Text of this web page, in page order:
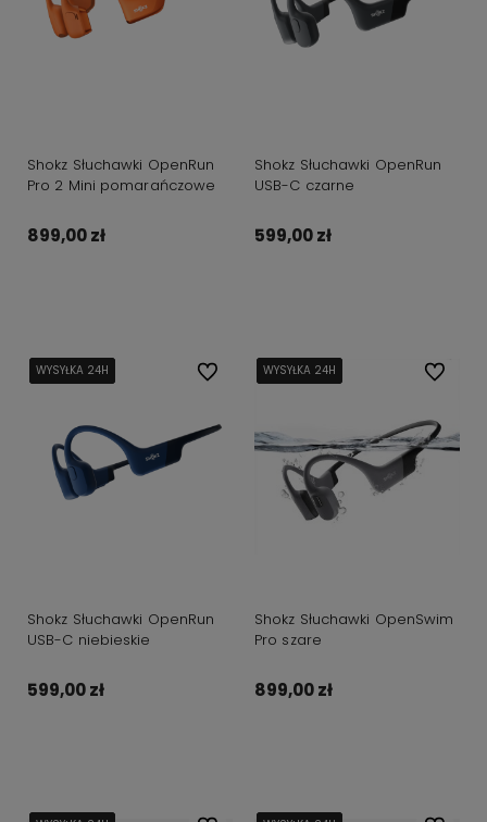
Shokz Słuchawki OpenRun
Pro 2 Mini pomarańczowe
899,00 zł
Shokz Słuchawki OpenRun
USB-C czarne
599,00 zł
WYSYŁKA 24H
WYSYŁKA 24H
WYSYŁKA 24H
WYSYŁKA 24H
Shokz Słuchawki OpenRun
USB-C niebieskie
599,00 zł
Do ulubionychWYSYŁKA 24H
WYSYŁKA 24H
WYSYŁKA 24H
WYSYŁKA 24H
Shokz Słuchawki OpenSwim
Pro szare
899,00 zł
Do